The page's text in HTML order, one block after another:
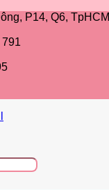
P14, Q6, TpHCM